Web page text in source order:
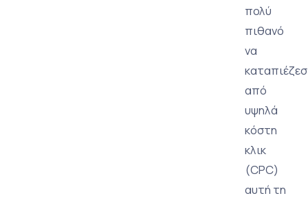
πολύ
πιθανό
να
από
υψηλά
κόστη
κλικ
(CPC)
αυτή τη